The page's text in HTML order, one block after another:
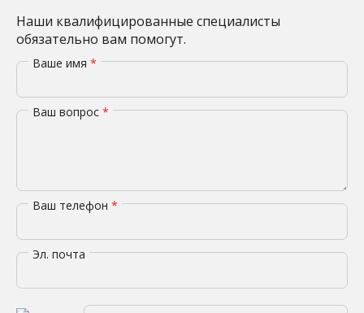
Наши квалифицированные специалисты
обязательно вам помогут.
Ваше имя *
Ваш вопрос *
Ваш телефон *
Эл. почта